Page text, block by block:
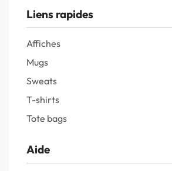
Liens rapides
Affiches
Mugs
Sweats
T-shirts
Tote bags
Aide